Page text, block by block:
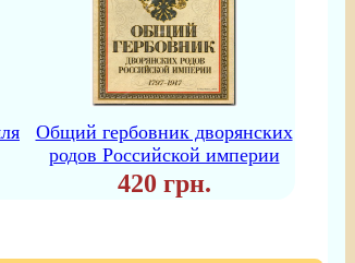
Общий гербовник дворянских
родов Российской империи
420 грн.